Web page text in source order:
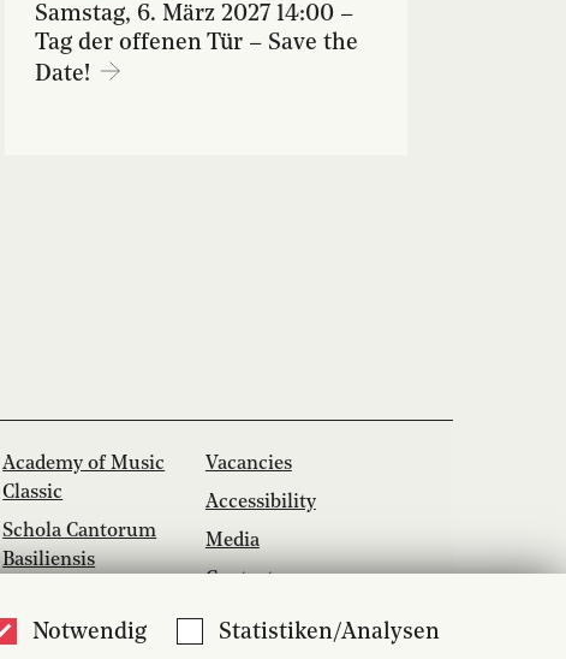
Samstag, 6. März 2027 14:00 –
Tag der offenen Tür – Save the
Date!
Academy of Music
Classic
Schola Cantorum
Basiliensis
Music School
Vacancies
Accessibility
Media
Contact
Notwendig Statistiken/Analysen